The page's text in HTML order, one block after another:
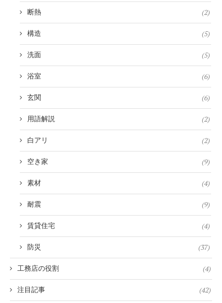
断熱 (2)
構造 (5)
洗面 (5)
浴室 (6)
玄関 (6)
用語解説 (2)
白アリ (2)
空き家 (9)
素材 (4)
耐震 (9)
賃貸住宅 (4)
防災 (37)
工務店の役割 (4)
注目記事 (42)